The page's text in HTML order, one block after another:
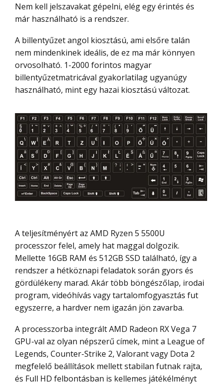
Nem kell jelszavakat gépelni, elég egy érintés és
már használható is a rendszer.
A billentyűzet angol kiosztású, ami elsőre talán
nem mindenkinek ideális, de ez ma már könnyen
orvosolható. 1-2000 forintos magyar
billentyűzetmatricával gyakorlatilag ugyanúgy
használható, mint egy hazai kiosztású változat.
A teljesítményért az AMD Ryzen 5 5500U
processzor felel, amely hat maggal dolgozik.
Mellette 16GB RAM és 512GB SSD található, így a
rendszer a hétköznapi feladatok során gyors és
gördülékeny marad. Akár több böngészőlap, irodai
program, videóhívás vagy tartalomfogyasztás fut
egyszerre, a hardver nem igazán jön zavarba.
A processzorba integrált AMD Radeon RX Vega 7
GPU-val az olyan népszerű címek, mint a League of
Legends, Counter-Strike 2, Valorant vagy Dota 2
megfelelő beállítások mellett stabilan futnak rajta,
és Full HD felbontásban is kellemes játékélményt